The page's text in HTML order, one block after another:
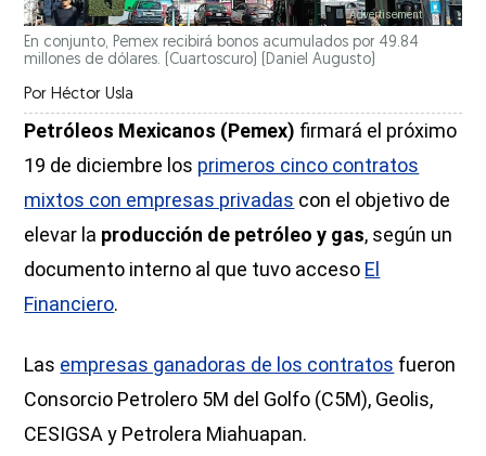
En conjunto, Pemex recibirá bonos acumulados por 49.84
millones de dólares. (Cuartoscuro)
(Daniel Augusto)
Por Héctor Usla
Petróleos Mexicanos (Pemex) firmará el próximo
19 de diciembre los primeros cinco contratos
mixtos con empresas privadas con el objetivo de
elevar la producción de petróleo y gas, según un
documento interno al que tuvo acceso El
Financiero.
Las empresas ganadoras de los contratos fueron
Consorcio Petrolero 5M del Golfo (C5M), Geolis,
CESIGSA y Petrolera Miahuapan.